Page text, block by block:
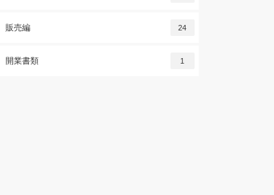
販売編 24
開業書類 1